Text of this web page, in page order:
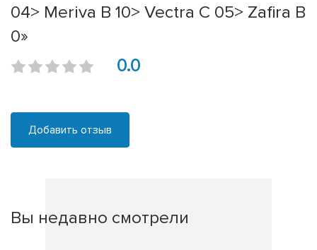
04> Meriva B 10> Vectra C 05> Zafira B
0»
0.0
Добавить отзыв
Вы недавно смотрели